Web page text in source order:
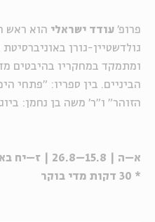
פרופ' עודד ישראלי הוא ראש
גולדשטיין-גורן
ומתמקד במחקריו בהיבטים
הביניים. בין ספריו: "פתחי
הזוהר" ו"ר' משה בן נחמן:
א–ה | 15.8–26.8 | ז–יח באלול | 9:00
* 30 דקות מדי בוקר